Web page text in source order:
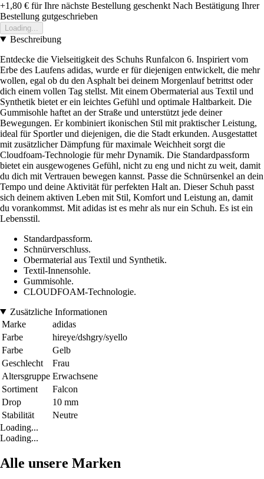
+1,80 € für Ihre nächste Bestellung geschenkt Nach Bestätigung Ihrer
Bestellung gutgeschrieben
Loading...
Beschreibung
Entdecke die Vielseitigkeit des Schuhs Runfalcon 6. Inspiriert vom
Erbe des Laufens adidas, wurde er für diejenigen entwickelt, die mehr
wollen, egal ob du den Asphalt bei deinem Morgenlauf betrittst oder
dich einem vollen Tag stellst. Mit einem Obermaterial aus Textil und
Synthetik bietet er ein leichtes Gefühl und optimale Haltbarkeit. Die
Gummisohle haftet an der Straße und unterstützt jede deiner
Bewegungen. Er kombiniert ikonischen Stil mit praktischer Leistung,
ideal für Sportler und diejenigen, die die Stadt erkunden. Ausgestattet
mit zusätzlicher Dämpfung für maximale Weichheit sorgt die
Cloudfoam-Technologie für mehr Dynamik. Die Standardpassform
bietet ein ausgewogenes Gefühl, nicht zu eng und nicht zu weit, damit
du dich mit Vertrauen bewegen kannst. Passe die Schnürsenkel an dein
Tempo und deine Aktivität für perfekten Halt an. Dieser Schuh passt
sich deinem aktiven Leben mit Stil, Komfort und Leistung an, damit
du vorankommst. Mit adidas ist es mehr als nur ein Schuh. Es ist ein
Lebensstil.
Standardpassform.
Schnürverschluss.
Obermaterial aus Textil und Synthetik.
Textil-Innensohle.
Gummisohle.
CLOUDFOAM-Technologie.
Zusätzliche Informationen
Marke
adidas
Farbe
hireye/dshgry/syello
Farbe
Gelb
Geschlecht
Frau
Altersgruppe Erwachsene
Sortiment
Falcon
Drop
10 mm
Stabilität
Neutre
Loading...
Loading...
Alle unsere Marken